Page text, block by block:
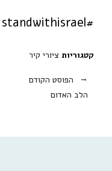
#standwithisrael
קטגוריות ציורי קיר
הפוסט הקודם
הלב האדום